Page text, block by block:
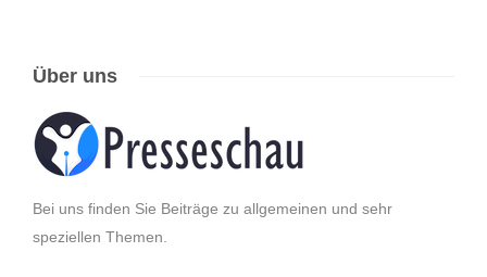
Über uns
Bei uns finden Sie Beiträge zu allgemeinen und sehr
speziellen Themen.